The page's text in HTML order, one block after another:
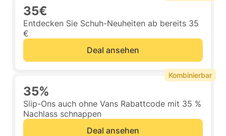
35€
Entdecken Sie Schuh-Neuheiten ab bereits 35
€
Deal ansehen
35%
Slip-Ons auch ohne Vans Rabattcode mit 35 %
Nachlass schnappen
Deal ansehen
Kombinierbar